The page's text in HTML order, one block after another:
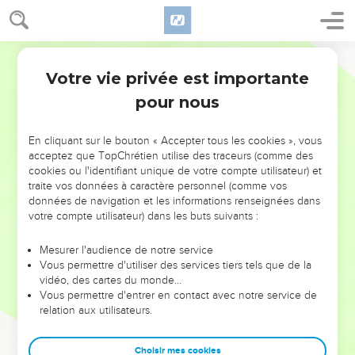
NE MANQUEZ PAS L’ÉVÉNEMENT
DE L’ANNÉE !
ET SI LEURS ERREURS POUVAIENT VOUS ÉVITER LES
VOTRES ?
leur foi ou leur vision. Mais on voit moins les doutes, les erreurs
et les saisons difficiles qu'ils ont traversés, alors même que ce
sont elles qui les ont façonnés.
Dans cette conférence, leaders, entrepreneurs, et responsables
clés pour avancer avec plus de sagesse afin que leurs erreurs
Votre vie privée est importante
pour nous
En cliquant sur le bouton « Accepter tous les cookies », vous
acceptez que TopChrétien utilise des traceurs (comme des
cookies ou l'identifiant unique de votre compte utilisateur) et
traite vos données à caractère personnel (comme vos
données de navigation et les informations renseignées dans
votre compte utilisateur) dans les buts suivants :
Mesurer l'audience de notre service
Vous permettre d'utiliser des services tiers tels que de la
vidéo, des cartes du monde…
Vous permettre d'entrer en contact avec notre service de
relation aux utilisateurs.
Choisir mes cookies